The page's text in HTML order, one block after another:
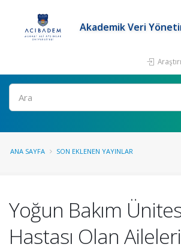
Akademik Veri
Ara
ANA SAYFA SON EKLENEN YAYINLAR
Yoğun Bakım
Hastası Olan